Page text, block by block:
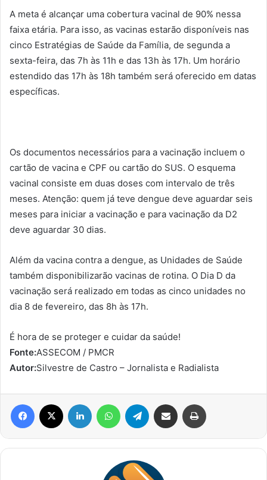
A meta é alcançar uma cobertura vacinal de 90% nessa
faixa etária. Para isso, as vacinas estarão disponíveis nas
cinco Estratégias de Saúde da Família, de segunda a
sexta-feira, das 7h às 11h e das 13h às 17h. Um horário
estendido das 17h às 18h também será oferecido em datas
específicas.
Os documentos necessários para a vacinação incluem o
cartão de vacina e CPF ou cartão do SUS. O esquema
vacinal consiste em duas doses com intervalo de três
meses. Atenção: quem já teve dengue deve aguardar seis
meses para iniciar a vacinação e para vacinação da D2
deve aguardar 30 dias.
Além da vacina contra a dengue, as Unidades de Saúde
também disponibilizarão vacinas de rotina. O Dia D da
vacinação será realizado em todas as cinco unidades no
dia 8 de fevereiro, das 8h às 17h.
É hora de se proteger e cuidar da saúde!
Fonte:ASSECOM / PMCR
Autor:Silvestre de Castro – Jornalista e Radialista
Facebook Linkedin WhatsAppTelegram Compartilhar via e-mail